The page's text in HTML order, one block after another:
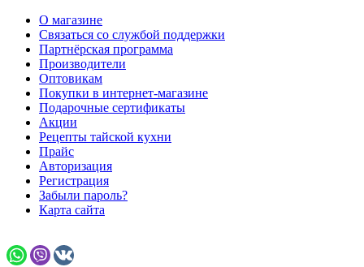
О магазине
Связаться со службой поддержки
Партнёрская программа
Производители
Оптовикам
Покупки в интернет-магазине
Подарочные сертификаты
Акции
Рецепты тайской кухни
Прайс
Авторизация
Регистрация
Забыли пароль?
Карта сайта